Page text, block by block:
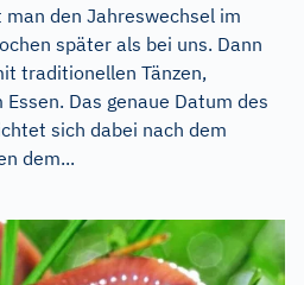
den Jahreswechsel im
später als bei uns. Dann
traditionellen Tänzen,
Das genaue Datum des
sich dabei nach dem
dem...